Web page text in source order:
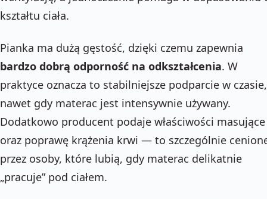
kształtu ciała.
Pianka ma dużą gęstość, dzięki czemu zapewnia
bardzo dobrą odporność na odkształcenia. W
praktyce oznacza to stabilniejsze podparcie w czasie,
nawet gdy materac jest intensywnie używany.
Dodatkowo producent podaje właściwości masujące
oraz poprawę krążenia krwi — to szczególnie
przez osoby, które lubią, gdy materac delikatnie
„pracuje” pod ciałem.